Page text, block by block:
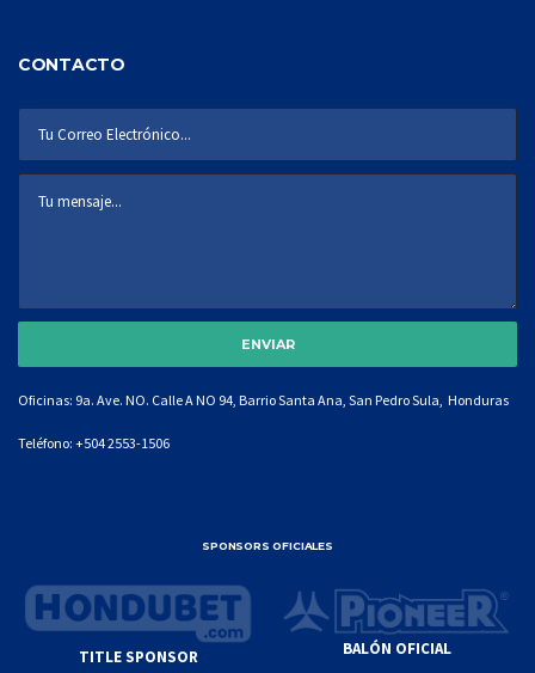
CONTACTO
Oficinas: 9a. Ave. NO. Calle A NO 94, Barrio Santa Ana, San Pedro Sula, Honduras
Teléfono: +504 2553-1506
SPONSORS OFICIALES
TITLE SPONSOR BALÓN OFICIAL